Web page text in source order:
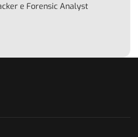
e Forensic Analyst